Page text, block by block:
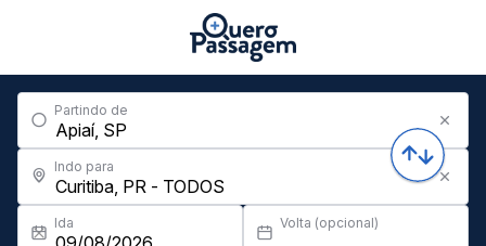
Partindo de
Indo para
Ida Volta (opcional)